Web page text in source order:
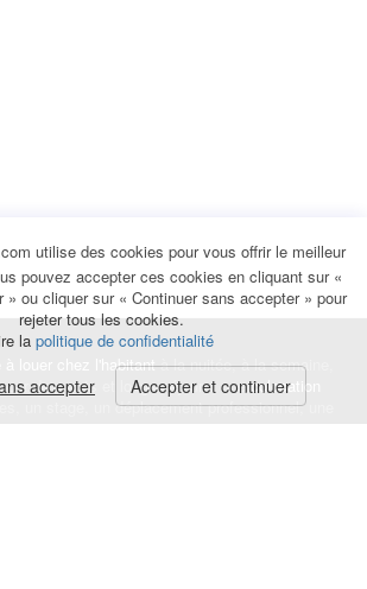
à louer chez l'habitantà la nuitée, à la semaine,
pour de courts et longs séjours, unecolocation
un stage, un déplacement professionnel, une
utilise des cookies pour vous offrir le meilleur
pouvez accepter ces cookies en cliquant sur «
ou cliquer sur « Continuer sans accepter » pour
rejeter tous les cookies.
la politique de confidentialité
accepter Accepter et continuer